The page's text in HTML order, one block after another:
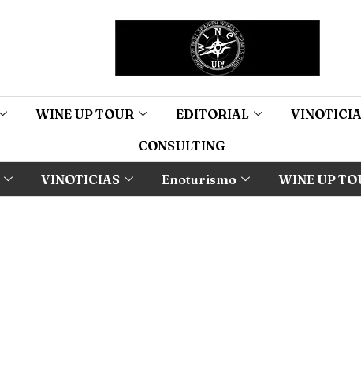
WINE UP TOUR EDITORIAL
CONSULTING
VINOTICIAS Enoturismo WINE UP